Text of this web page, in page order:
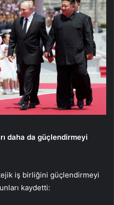
daha da güçlendirmeyi
iş birliğini güçlendirmeyi
kaydetti: